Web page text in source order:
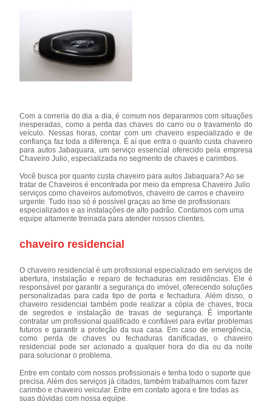
Com a correria do dia a dia, é comum nos depararmos com situações
inesperadas, como a perda das chaves do carro ou o travamento do
veículo. Nessas horas, contar com um chaveiro especializado e de
confiança faz toda a diferença. É aí que entra o quanto custa chaveiro
para autos Jabaquara, um serviço essencial oferecido pela empresa
Chaveiro Julio, especializada no segmento de chaves e carimbos.
Você busca por quanto custa chaveiro para autos Jabaquara? Ao se
tratar de Chaveiros é encontrada por meio da empresa Chaveiro Julio
serviços como chaveiros automotivos, chaveiro de carros e chaveiro
urgente. Tudo isso só é possível graças ao time de profissionais
especializados e as instalações de alto padrão. Contamos com uma
equipe altamente treinada para atender nossos clientes.
chaveiro residencial
O chaveiro residencial é um profissional especializado em serviços de
abertura, instalação e reparo de fechaduras em residências. Ele é
responsável por garantir a segurança do imóvel, oferecendo soluções
personalizadas para cada tipo de porta e fechadura. Além disso, o
chaveiro residencial também pode realizar a cópia de chaves, troca
de segredos e instalação de travas de segurança. É importante
contratar um profissional qualificado e confiável para evitar problemas
futuros e garantir a proteção da sua casa. Em caso de emergência,
como perda de chaves ou fechaduras danificadas, o chaveiro
residencial pode ser acionado a qualquer hora do dia ou da noite
para solucionar o problema.
Entre em contato com nossos profissionais e tenha todo o suporte que
precisa. Além dos serviços já citados, também trabalhamos com fazer
carimbo e chaveiro veicular. Entre em contato agora e tire todas as
suas dúvidas com nossa equipe.